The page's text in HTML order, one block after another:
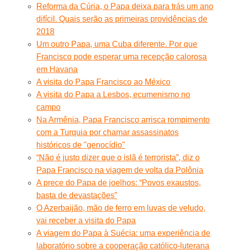
Reforma da Cúria, o Papa deixa para trás um ano
difícil. Quais serão as primeiras providências de
2018
Um outro Papa, uma Cuba diferente. Por que
Francisco pode esperar uma recepção calorosa
em Havana
A visita do Papa Francisco ao México
A visita do Papa a Lesbos, ecumenismo no
campo
Na Armênia, Papa Francisco arrisca rompimento
com a Turquia por chamar assassinatos
históricos de "genocídio"
“Não é justo dizer que o islã é terrorista”, diz o
Papa Francisco na viagem de volta da Polônia
A prece do Papa de joelhos: “Povos exaustos,
basta de devastações”
O Azerbaijão, mão de ferro em luvas de veludo,
vai receber a visita do Papa
A viagem do Papa à Suécia: uma experiência de
laboratório sobre a cooperação católico-luterana